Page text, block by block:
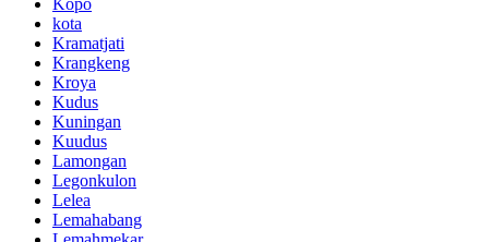
kota
Kramatjati
Krangkeng
Kroya
Kudus
Kuningan
Kuudus
Lamongan
Legonkulon
Lelea
Lemahabang